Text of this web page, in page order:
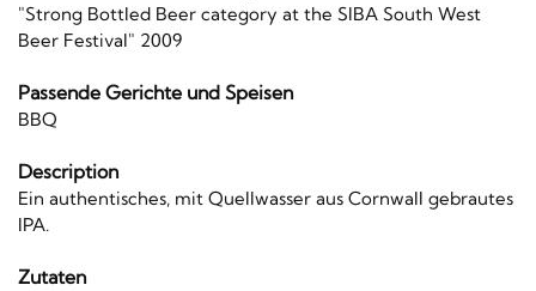
"Strong Bottled Beer category at the SIBA South West
Beer Festival" 2009
Passende Gerichte und Speisen
BBQ
Description
Ein authentisches, mit Quellwasser aus Cornwall gebrautes
IPA.
Zutaten